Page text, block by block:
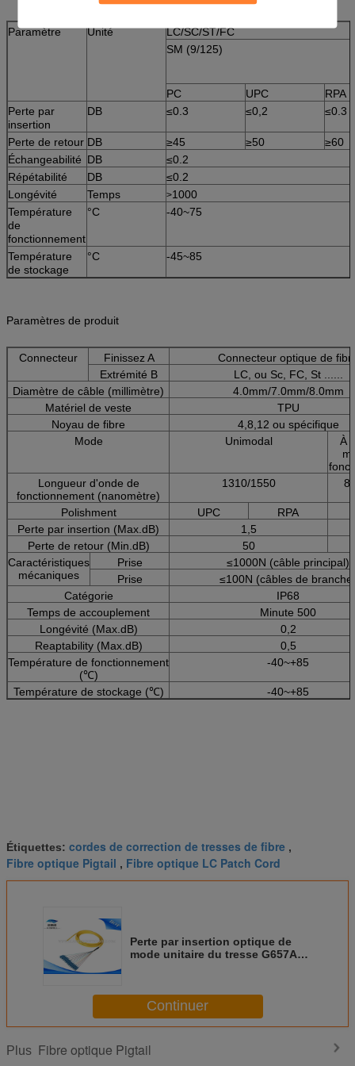
Paramètre Unité
LC/SC/ST/FC
SM (9/125)
PC UPC
RPA
Perte par
insertion
DB ≤0.3 ≤0,2 ≤0.3
Perte de retour DB ≥45 ≥50
≥60
Échangeabilité DB
≤0.2
Répétabilité
DB
≤0.2
Longévité
Temps >1000
Température
de
fonctionnement
°C -40~75
Température
de stockage
°C -45~85
Paramètres de produit
Connecteur Finissez A
Connecteur optique de
Extrémité B
LC, ou Sc, FC, St ......
Diamètre de câble (millimètre)
4.0mm/7.0mm/8.0mm
Matériel de veste
TPU
Noyau de fibre
4,8,12 ou spécifique
Mode
Unimodal
À
Longueur d'onde de
fonctionnement (nanomètre)
1310/1550
Polishment UPC
RPA
Perte par insertion (Max.dB)
1,5
Perte de retour (Min.dB)
50
Caractéristiques
mécaniques
Prise
≤1000N (câble principal)
Prise
≤100N (câbles de
Catégorie
IP68
Temps de accouplement
Minute 500
Longévité (Max.dB)
0,2
Reaptability (Max.dB)
0,5
Température de fonctionnement
(℃)
-40~+85
Température de stockage (℃) -40~+85
Étiquettes: cordes de correction de tresses de fibre ,
Fibre optique Pigtail , Fibre optique LC Patch Cord
Perte par insertion optique de
mode unitaire du tresse G657A
Continuer
Plus Fibre optique Pigtail